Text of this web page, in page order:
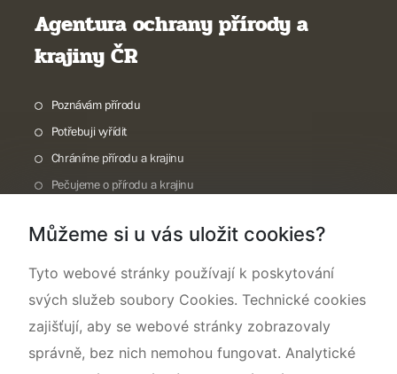
Agentura ochrany přírody a
krajiny ČR
Poznávám přírodu
Potřebuji vyřídit
Chráníme přírodu a krajinu
Pečujeme o přírodu a krajinu
O nás
Můžeme si u vás uložit cookies?
Tyto webové stránky používají k poskytování
svých služeb soubory Cookies. Technické cookies
zajišťují, aby se webové stránky zobrazovaly
správně, bez nich nemohou fungovat. Analytické